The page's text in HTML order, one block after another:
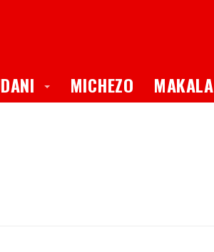
Toggle Dropdown
MICHEZO MAKALA